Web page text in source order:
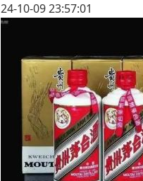
24-10-09 23:57:01